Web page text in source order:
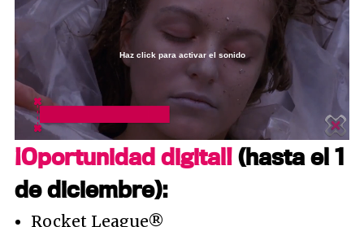
/
Loaded
5.90%
Haz click para activar el sonido
¡Oportunidad digital! (hasta el 1
de diciembre):
Rocket League®